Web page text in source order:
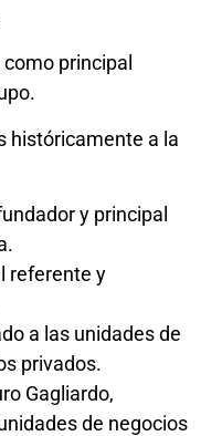
principal
históricamente a la
y principal
referente y
a las unidades de
privados.
Gagliardo,
de negocios